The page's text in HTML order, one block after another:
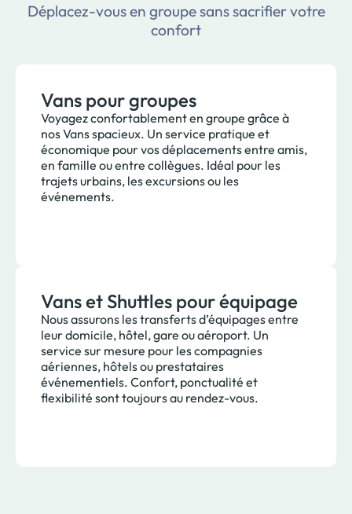
Déplacez-vous en groupe sans sacrifier votre
confort
Vans pour groupes
Voyagez confortablement en groupe grâce à
nos Vans spacieux. Un service pratique et
économique pour vos déplacements entre amis,
en famille ou entre collègues. Idéal pour les
trajets urbains, les excursions ou les
événements.
Vans et Shuttles pour équipage
Nous assurons les transferts d’équipages entre
leur domicile, hôtel, gare ou aéroport. Un
service sur mesure pour les compagnies
aériennes, hôtels ou prestataires
événementiels. Confort, ponctualité et
flexibilité sont toujours au rendez-vous.